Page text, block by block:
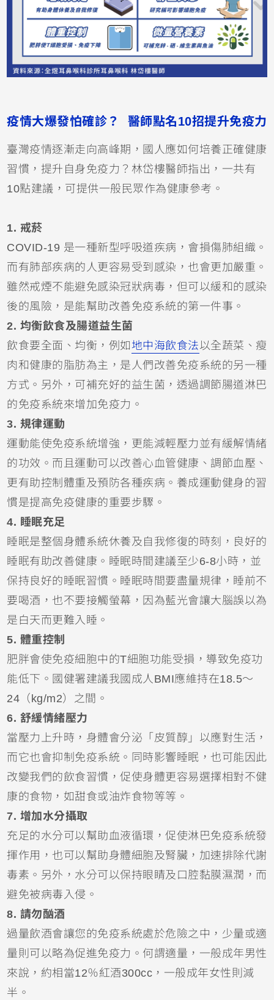
疫情大爆發怕確診？ 醫師點名10招提升免疫力
臺灣疫情逐漸走向高峰期，國人應如何培養正確健康
習慣，提升自身免疫力？林岱樓醫師指出，一共有
10點建議，可提供一般民眾作為健康參考。
1. 戒菸
COVID-19 是一種新型呼吸道疾病，會損傷肺組織。
而有肺部疾病的人更容易受到感染，也會更加嚴重。
雖然戒煙不能避免感染冠狀病毒，但可以緩和的感染
後的風險，是能幫助改善免疫系統的第一件事。
2. 均衡飲食及腸道益生菌
飲食要全面、均衡，例如地中海飲食法以全蔬菜、瘦
肉和健康的脂肪為主，是人們改善免疫系統的另一種
方式。另外，可補充好的益生菌，透過調節腸道淋巴
的免疫系統來增加免疫力。
3. 規律運動
運動能使免疫系統增強，更能減輕壓力並有緩解情緒
的功效。而且運動可以改善心血管健康、調節血壓、
更有助控制體重及預防各種疾病。養成運動健身的習
慣是提高免疫健康的重要步驟。
4. 睡眠充足
睡眠是整個身體系統休養及自我修復的時刻，良好的
睡眠有助改善健康。睡眠時間建議至少6-8小時，並
保持良好的睡眠習慣。睡眠時間要盡量規律，睡前不
要喝酒，也不要接觸螢幕，因為藍光會讓大腦誤以為
是白天而更難入睡。
5. 體重控制
肥胖會使免疫細胞中的T細胞功能受損，導致免疫功
能低下。國健署建議我國成人BMI應維持在18.5～
24（kg/m2）之間。
6. 舒緩情緒壓力
當壓力上升時，身體會分泌「皮質醇」以應對生活，
而它也會抑制免疫系統。同時影響睡眠，也可能因此
改變我們的飲食習慣，促使身體更容易選擇相對不健
康的食物，如甜食或油炸食物等等。
7. 增加水分攝取
充足的水分可以幫助血液循環，促使淋巴免疫系統發
揮作用，也可以幫助身體細胞及腎臟，加速排除代謝
毒素。另外，水分可以保持眼睛及口腔黏膜濕潤，而
避免被病毒入侵。
8. 請勿酗酒
過量飲酒會讓您的免疫系統處於危險之中，少量或適
量則可以略為促進免疫力。何謂適量，一般成年男性
來說，約相當12％紅酒300cc，一般成年女性則減
半。